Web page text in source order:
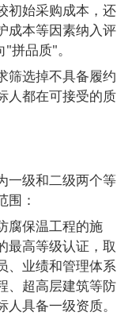
初始采购成本，还
成本等因素纳入评
"拼品质"。
筛选掉不具备履约
人都在可接受的质
一级和二级两个等
围：
腐保温工程的施
最高等级认证，取
、业绩和管理体系
、超高层建筑等防
具备一级资质。